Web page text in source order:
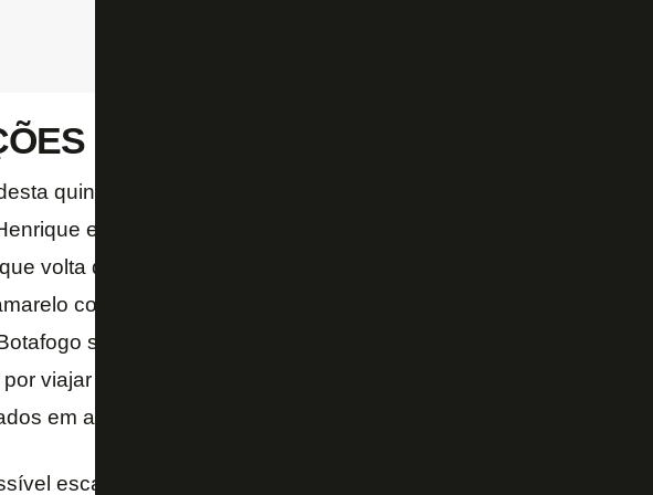
quinta-feira, o técnico Luís Castro poderá contar com Lucas
e Patrick de Paula, ausentes na rodada anterior, assim como
volta de suspensão. Por outro lado, Hugo e Del Piage receberam
contra o Palmeiras, e são desfalques confirmados. O próximo
será contra o São Paulo, no Morumbi, no domingo (9). Por
viajar direto de Florianópolis para São Paulo, e utilizará os
em ambas as partidas.
escalação inicial contra o Avaí tem: Gatito Fernández; Saravia,